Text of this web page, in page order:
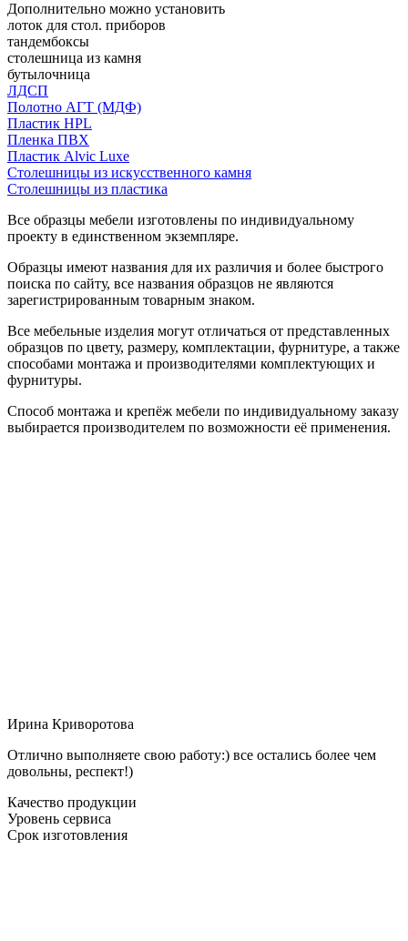
Дополнительно можно установить
лоток для стол. приборов
тандембоксы
столешница из камня
бутылочница
ЛДСП
Полотно АГТ (МДФ)
Пластик HPL
Пленка ПВХ
Пластик Alvic Luxe
Столешницы из искусственного камня
Столешницы из пластика
Все образцы мебели изготовлены по индивидуальному
проекту в единственном экземпляре.
Образцы имеют названия для их различия и более быстрого
поиска по сайту, все названия образцов не являются
зарегистрированным товарным знаком.
Все мебельные изделия могут отличаться от представленных
образцов по цвету, размеру, комплектации, фурнитуре, а также
способами монтажа и производителями комплектующих и
фурнитуры.
Способ монтажа и крепёж мебели по индивидуальному заказу
выбирается производителем по возможности её применения.
Ирина Криворотова
Отлично выполняете свою работу:) все остались более чем
довольны, респект!)
Качество продукции
Уровень сервиса
Срок изготовления